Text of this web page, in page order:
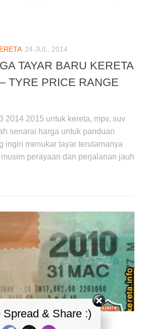
24 JUL, 2014
TAYAR BARU KERETA
TYRE PRICE RANGE
2014 2015 untuk kereta, mpv, suv
senarai harga untuk panduan
ingin menukar tayar terutamanya
perayaan dan perjalanan jauh
21 MAY, 2014
Spread & Share :)